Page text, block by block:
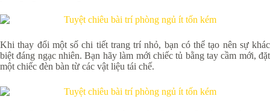
Khi thay đổi một số chi tiết trang trí nhỏ, bạn có thể tạo nên sự khác
biệt đáng ngạc nhiên. Bạn hãy làm mới chiếc tủ bằng tay cầm mới, đặt
một chiếc đèn bàn từ các vật liệu tái chế.